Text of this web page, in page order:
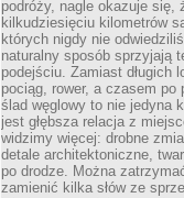
podróży, nagle okazuje się,
kilkudziesięciu kilometrów
których nigdy nie
naturalny sposób sprzyjają
podejściu. Zamiast długich
pociąg, rower, a czasem
ślad węglowy to nie jedyna
jest głębsza relacja z
widzimy więcej: drobne
detale architektoniczne,
po drodze. Można
zamienić kilka słów ze